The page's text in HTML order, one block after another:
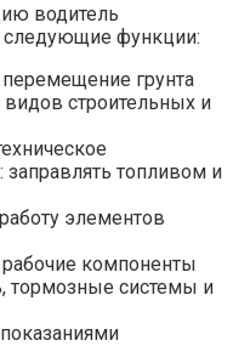
водитель
следующие функции:
перемещение грунта
строительных и
заправлять топливом и
элементов
компоненты
тормозные системы и